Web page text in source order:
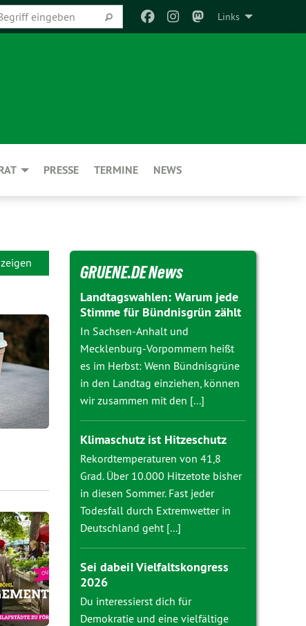
Links
PRESSE TERMINE NEWS
GRUENE.DE News
Landtagswahlen: Warum jede
Stimme für Bündnisgrün zählt
In Sachsen-Anhalt und
Mecklenburg-Vorpommern heißt
es im Herbst: Wenn Bündnisgrüne
in den Landtag einziehen, können
wir zusammen mit den [...]
Klimaschutz ist Hitzeschutz
Rekordtemperaturen von 41,8
Grad. Über 10.000 Hitzetote bisher
in diesen Sommer. Fast jeder
Todesfall durch Extremwetter in
Deutschland geht [...]
Sei dabei! Vielfaltskongress
2026
Du interessierst dich für
Demokratie und eine vielfältige